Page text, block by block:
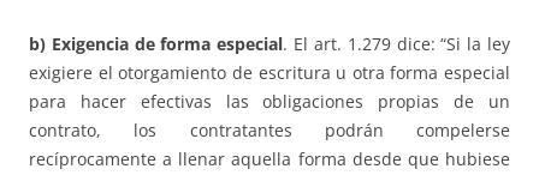
b) Exigencia de forma especial. El art. 1.279 dice: “Si la ley
exigiere el otorgamiento de escritura u otra forma especial
para hacer efectivas las obligaciones propias de un
contrato, los contratantes podrán compelerse
recíprocamente a llenar aquella forma desde que hubiese